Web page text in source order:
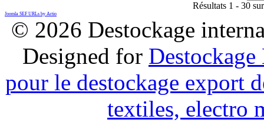
Résultats 1 - 30
Joomla SEF URLs by Artio
© 2026 Destockage
Designed for
pour le destockage export
textiles, electro